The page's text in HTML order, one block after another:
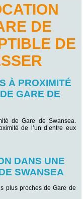
DE
DE
À PROXIMITÉ
GARE DE
de Gare de Swansea.
de l’un d’entre eux
DANS UNE
SWANSEA
plus proches de Gare de